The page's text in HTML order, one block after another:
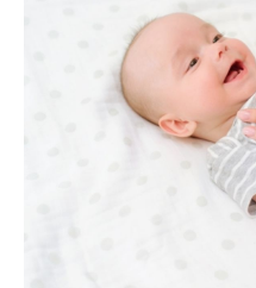
Adresse de référence
Emplois & carrière
Domaines d'expertise